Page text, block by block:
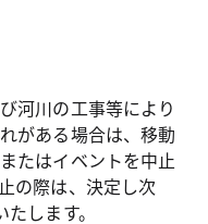
河川の工事等により
がある場合は、移動
たはイベントを中止
の際は、決定し次
します。